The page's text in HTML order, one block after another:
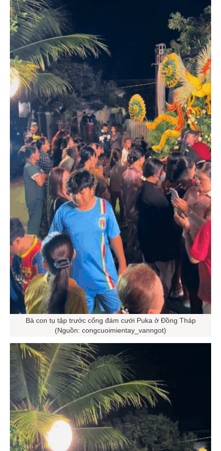
Bà con tụ tập trước cổng đám cưới Puka ở Đồng Tháp
(Nguồn: congcuoimientay_vanngot)